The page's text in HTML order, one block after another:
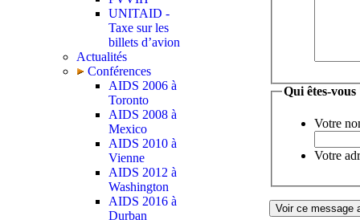
UNITAID -
Taxe sur les
billets d’avion
Actualités
Conférences
AIDS 2006 à
Toronto
AIDS 2008 à
Mexico
AIDS 2010 à
Vienne
AIDS 2012 à
Washington
AIDS 2016 à
Durban
Qui êtes-vous
Votre
Votre